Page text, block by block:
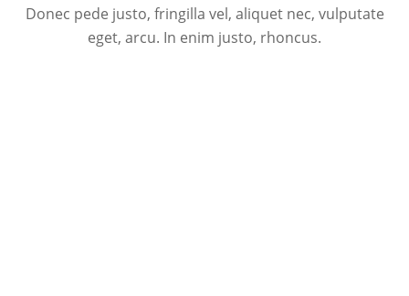
Donec pede justo, fringilla vel, aliquet nec, vulputate
eget, arcu. In enim justo, rhoncus.